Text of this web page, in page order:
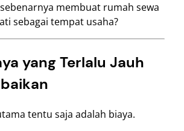
membuat rumah sewa
sebagai tempat usaha?
yang Terlalu Jauh
tentu saja adalah biaya.